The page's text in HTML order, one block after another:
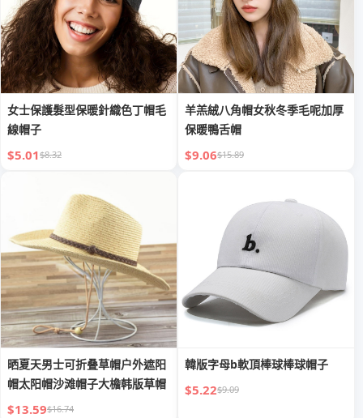
女士保護髮型保暖針織色丁帽毛
線帽子
$5.01$8.32
羊羔絨八角帽女秋冬季毛呢加厚
保暖鴨舌帽
$9.06$15.89
晒夏天男士可折叠草帽户外遮阳
帽太阳帽沙滩帽子大檐韩版草帽
$13.59$16.74
韓版字母b軟頂棒球棒球帽子
$5.22$9.09